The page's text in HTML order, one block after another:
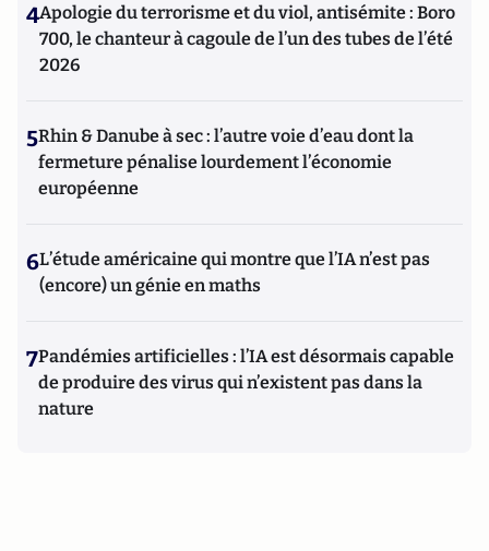
4Apologie du terrorisme et du viol, antisémite : Boro
700, le chanteur à cagoule de l’un des tubes de l’été
2026
5Rhin & Danube à sec : l’autre voie d’eau dont la
fermeture pénalise lourdement l’économie
européenne
6L’étude américaine qui montre que l’IA n’est pas
(encore) un génie en maths
7Pandémies artificielles : l’IA est désormais capable
de produire des virus qui n’existent pas dans la
nature